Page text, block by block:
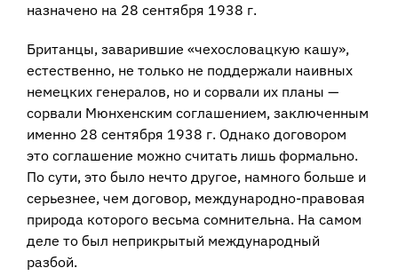
назначено на 28 сентября 1938 г.
Британцы, заварившие «чехословацкую кашу»,
естественно, не только не поддержали наивных
немецких генералов, но и сорвали их планы —
сорвали Мюнхенским соглашением, заключенным
именно 28 сентября 1938 г. Однако договором
это соглашение можно считать лишь формально.
По сути, это было нечто другое, намного больше и
серьезнее, чем договор, международно-правовая
природа которого весьма сомнительна. На самом
деле то был неприкрытый международный
разбой.